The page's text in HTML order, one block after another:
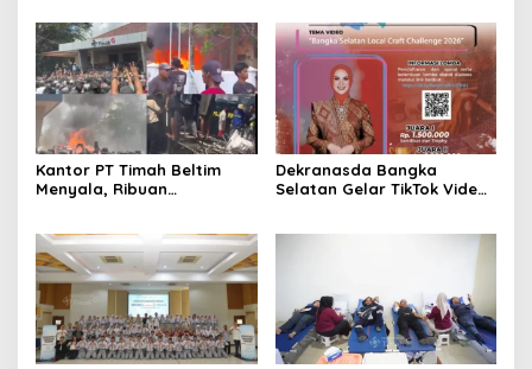
Dorong Perpres Segera
Diterbitkan
Meriah
Kantor PT Timah Beltim
Menyala, Ribuan
Mata
Dekranasda Bangka
Selatan Gelar TikTok Video